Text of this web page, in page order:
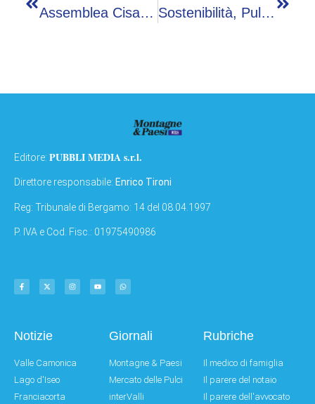
Assemblea Cisambiente, Al Centro Ruolo Strategico Valorizzazione Rifiuti E Processi Produzione Energia Sostenibilità, Pulignano (Ecoross-Cisambiente): “Siamo Orgogliosamente Calabresi”
Editore: PUBBLI MEDIA s.r.l.
Direttore responsabile: Enrico Tironi
Reg: Tribunale di Bergamo: 14 del 08.04.1997
P. IVA e Cod. Fisc.: 01975490986
Notizie
Valle Camonica
Lago d'Iseo
Franciacorta
Giornali
Montagne & Paesi
Mercato delle Pulci
interValli
Rubriche
Il medico di famiglia
Il parere del notaio
Il parere dell'avvocato